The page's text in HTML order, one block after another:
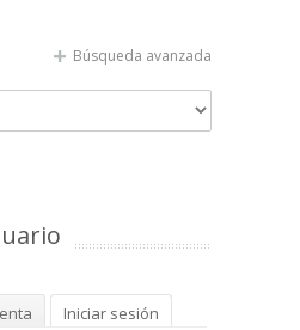
Búsqueda avanzada
Iniciar sesión